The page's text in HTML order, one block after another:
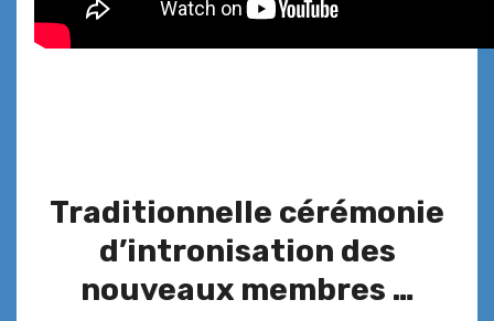
Traditionnelle cérémonie
d’intronisation des
nouveaux membres …